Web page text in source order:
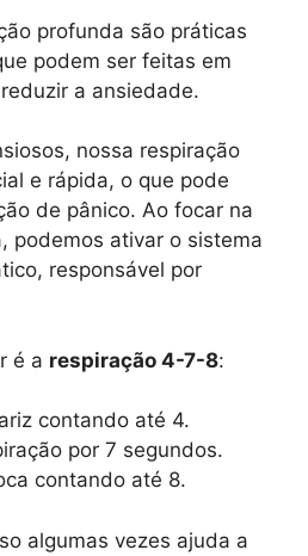
profunda são práticas
podem ser feitas em
a ansiedade.
nossa respiração
e rápida, o que pode
de pânico. Ao focar na
podemos ativar o sistema
responsável por
é a respiração 4-7-8:
contando até 4.
por 7 segundos.
contando até 8.
algumas vezes ajuda a